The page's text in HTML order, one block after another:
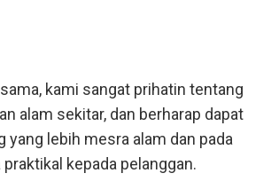
kami sangat prihatin tentang
alam sekitar, dan berharap dapat
yang lebih mesra alam dan pada
kepada pelanggan.